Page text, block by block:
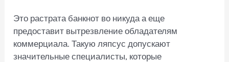
Это растрата банкнот во никуда а еще
предоставит вытрезвление обладателям
коммерциала. Такую ляпсус допускают
значительные специалисты, которые